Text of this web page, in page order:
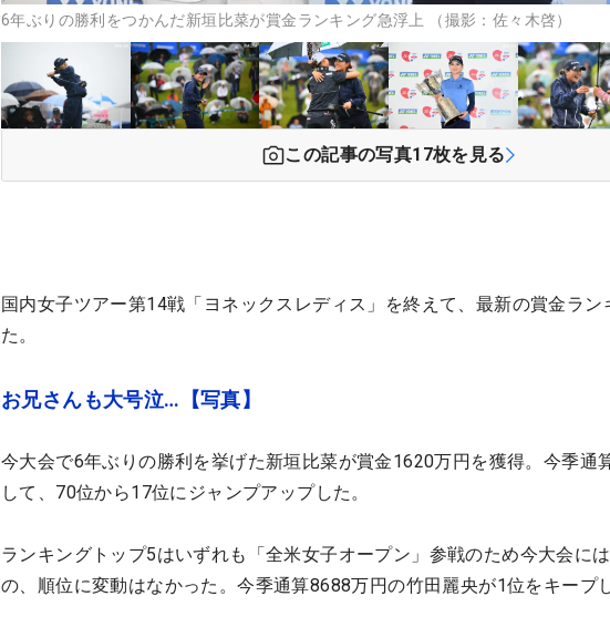
6年ぶりの勝利をつかんだ新垣比菜が賞金ランキング急浮上 （撮影：佐々木啓）
この記事の写真17枚を見る
国内女子ツアー第14戦「ヨネックスレディス」を終えて、最新の賞金ラン
た。
お兄さんも大号泣…【写真】
今大会で6年ぶりの勝利を挙げた新垣比菜が賞金1620万円を獲得。今季通
して、70位から17位にジャンプアップした。
ランキングトップ5はいずれも「全米女子オープン」参戦のため今大会に
の、順位に変動はなかった。今季通算8688万円の竹田麗央が1位をキープし